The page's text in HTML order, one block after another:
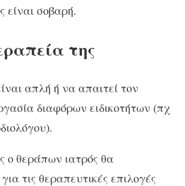
είναι σοβαρή.
της
απλή ή να απαιτεί τον
διαφόρων ειδικοτήτων (πχ
ο θεράπων ιατρός θα
τις θεραπευτικές επιλογές